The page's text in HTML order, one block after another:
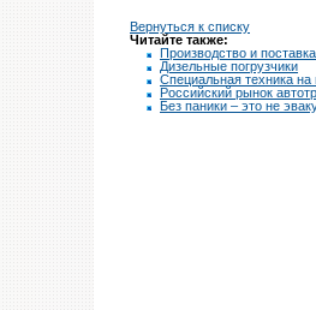
Вернуться к списку
Читайте также:
Производство и
Дизельные погрузчики
Cпециальная техника
Российский рынок
Без паники – это не